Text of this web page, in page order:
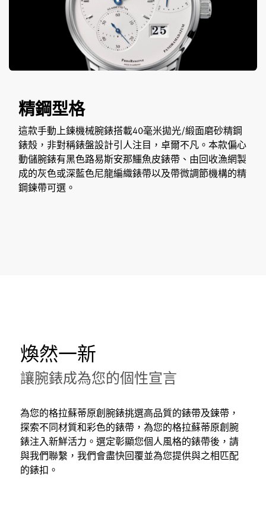
精鋼型格
這款手動上鍊機械腕錶搭載40毫米拋光/緞面磨砂精鋼
錶殼，非對稱錶盤設計引人注目，卓爾不凡。本款偏心
動儲腕錶有黑色路易斯安那鱷魚皮錶帶、由回收漁網製
成的灰色或深藍色尼龍編織錶帶以及帶微調節機構的精
鋼鍊帶可選。
煥然一新
讓腕錶成為您的個性宣言
為您的格拉蘇蒂原創腕錶挑選高品質的錶帶及鍊帶，
探索不同材質和彩色的錶帶，為您的格拉蘇蒂原創腕
錶注入新鮮活力。選定彰顯您個人風格的錶帶後，請
與我們聯繫，我們會盡快回覆並為您提供與之相匹配
的錶扣。